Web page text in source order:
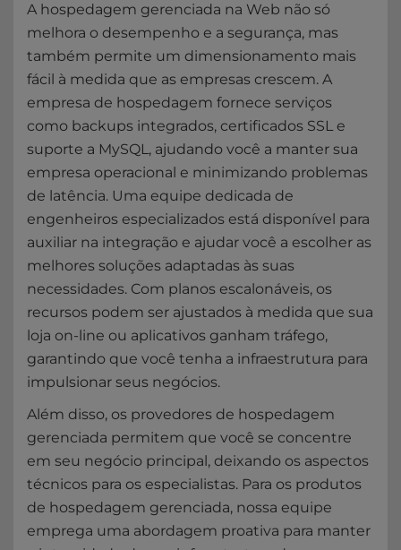
A hospedagem gerenciada na Web não só
melhora o desempenho e a segurança, mas
também permite um dimensionamento mais
fácil à medida que as empresas crescem. A
empresa de hospedagem fornece serviços
como backups integrados, certificados SSL e
suporte a MySQL, ajudando você a manter sua
empresa operacional e minimizando problemas
de latência. Uma equipe dedicada de
engenheiros especializados está disponível para
auxiliar na integração e ajudar você a escolher as
melhores soluções adaptadas às suas
necessidades. Com planos escalonáveis, os
recursos podem ser ajustados à medida que sua
loja on-line ou aplicativos ganham tráfego,
garantindo que você tenha a infraestrutura para
impulsionar seus negócios.
Além disso, os provedores de hospedagem
gerenciada permitem que você se concentre
em seu negócio principal, deixando os aspectos
técnicos para os especialistas. Para os produtos
de hospedagem gerenciada, nossa equipe
emprega uma abordagem proativa para manter